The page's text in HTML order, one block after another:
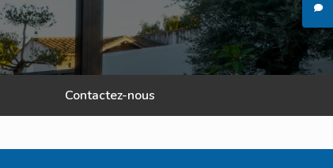
Chauffage à l'éthanol
Brasero
Portail en aluminium
Contactez-nous